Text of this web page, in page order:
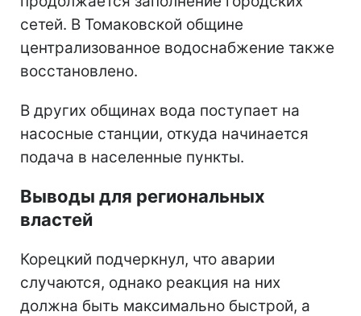
сетей. В Томаковской общине
централизованное водоснабжение также
восстановлено.
В других общинах вода поступает на
насосные станции, откуда начинается
подача в населенные пункты.
Выводы для региональных
властей
Корецкий подчеркнул, что аварии
случаются, однако реакция на них
должна быть максимально быстрой, а